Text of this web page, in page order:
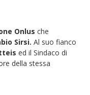
Onlus che
Sirsi. Al suo fianco
ed il Sindaco di
della stessa